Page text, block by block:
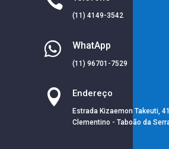
(11) 4149-3542
 WhatApp
(11) 96701-7529
 Endereço
Estrada Kizaemon Takeuti,
Clementino - Taboão da